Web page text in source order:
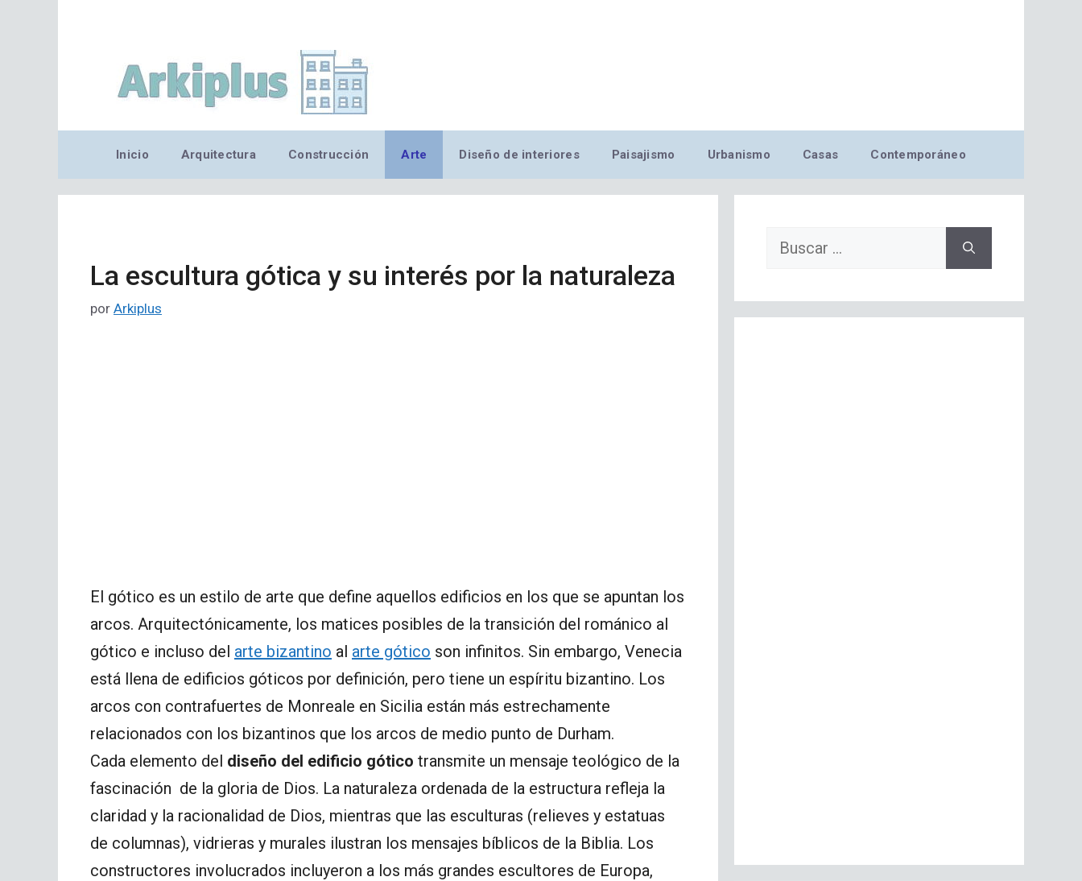
Inicio Arquitectura Construcción Arte Diseño de interiores Paisajismo Urbanismo Casas Contemporáneo
La escultura gótica y su interés por la naturaleza
por Arkiplus
El gótico es un estilo de arte que define aquellos edificios en los que se apuntan los
arcos. Arquitectónicamente, los matices posibles de la transición del románico al
gótico e incluso del arte bizantino al arte gótico son infinitos. Sin embargo, Venecia
está llena de edificios góticos por definición, pero tiene un espíritu bizantino. Los
arcos con contrafuertes de Monreale en Sicilia están más estrechamente
relacionados con los bizantinos que los arcos de medio punto de Durham.
Cada elemento del diseño del edificio gótico transmite un mensaje teológico de la
fascinación de la gloria de Dios. La naturaleza ordenada de la estructura refleja la
claridad y la racionalidad de Dios, mientras que las esculturas (relieves y estatuas
de columnas), vidrieras y murales ilustran los mensajes bíblicos de la Biblia. Los
constructores involucrados incluyeron a los más grandes escultores de Europa,
Buscar: